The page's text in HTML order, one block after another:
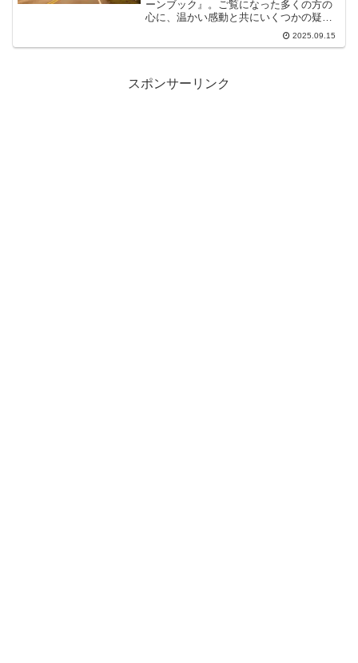
ーンブック』。ご覧になった多くの方の
心に、温かい感動と共にいくつかの疑問
が残ったのではないでしょうか。中でも
特に象徴的なのが、旅の始まりに告げら
2025.09.15
スポンサーリンク